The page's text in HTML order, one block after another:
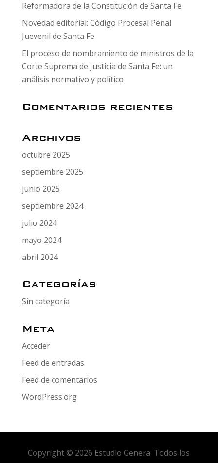
Reformadora de la Constitución de Santa Fe
Novedad editorial: Código Procesal Penal
Juevenil de Santa Fe
El proceso de nombramiento de ministros de la
Corte Suprema de Justicia de Santa Fe: un
análisis normativo y político
Comentarios recientes
Archivos
octubre 2025
septiembre 2025
junio 2025
septiembre 2024
julio 2024
mayo 2024
abril 2024
Categorías
Sin categoría
Meta
Acceder
Feed de entradas
Feed de comentarios
WordPress.org
Copyright © 2026 Estudio Genera. Todos los